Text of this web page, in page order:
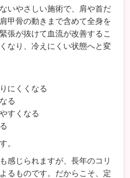
いやさしい施術で、肩や首だ
甲骨の動きまで含めて全身を
張が抜けて血流が改善するこ
なり、冷えにくい状態へと変
にくくなる
る
すくなる
。
感じられますが、長年のコリ
るものです。だからこそ、定